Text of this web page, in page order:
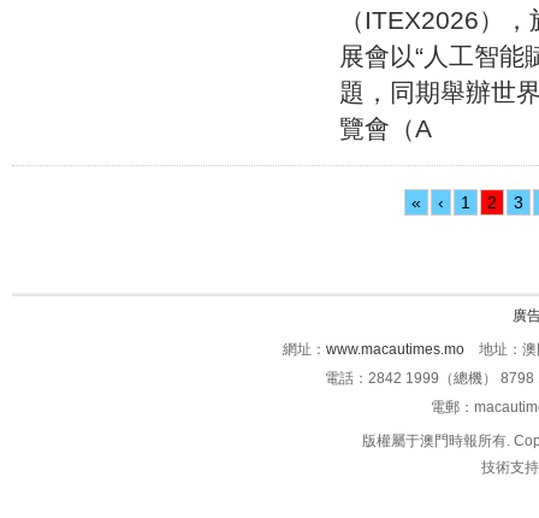
（ITEX2026）
展會以“人工智
題，同期舉辦世
覽會（A
« ‹ 1 2 3
廣
網址： www.macautimes.mo 地址：澳
電話：2842 1999（總機）
電郵：
版權屬于澳門時報所有.
技術支